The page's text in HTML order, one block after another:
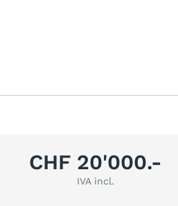
CHF 20'000.-
IVA incl.